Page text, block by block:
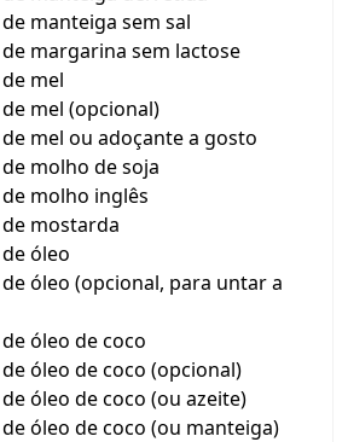
manteiga sem sal
margarina sem lactose
mel
mel (opcional)
mel ou adoçante a gosto
molho de soja
molho inglês
mostarda
óleo
óleo (opcional, para untar a
óleo de coco
óleo de coco (opcional)
óleo de coco (ou azeite)
óleo de coco (ou manteiga)